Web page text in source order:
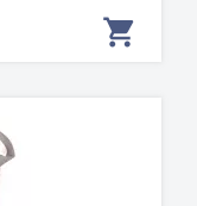
shopping_cart